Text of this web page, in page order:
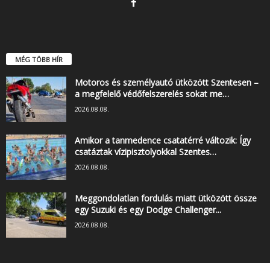
MÉG TÖBB HÍR
Motoros és személyautó ütközött Szentesen –
a megfelelő védőfelszerelés sokat me…
2026.08.08.
Amikor a tanmedence csatatérré változik: Így
csatáztak vízipisztolyokkal Szentes…
2026.08.08.
Meggondolatlan fordulás miatt ütközött össze
egy Suzuki és egy Dodge Challenger...
2026.08.08.